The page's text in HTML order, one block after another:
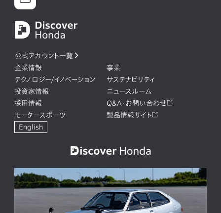
公式アカウント一覧
企業情報
事業
テクノロジー/イノベーション
サステナビリティ
投資家情報
ニュースルーム
採用情報
Q&A・お問い合わせ
モータースポーツ
製品情報サイト
English